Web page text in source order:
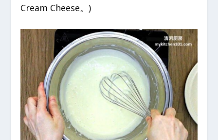
Cream Cheese。)